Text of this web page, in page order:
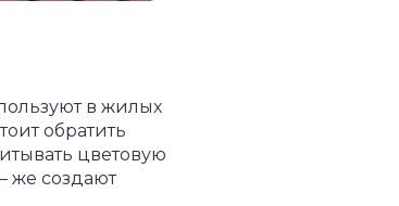
в жилых
обратить
цветовую
же создают